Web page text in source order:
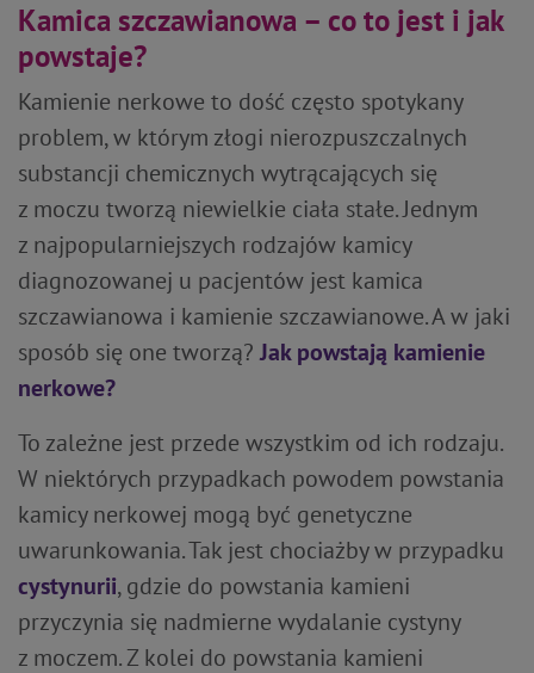
Kamica szczawianowa – co to jest i jak
powstaje?
Kamienie nerkowe to dość często spotykany
problem, w którym złogi nierozpuszczalnych
substancji chemicznych wytrącających się
z moczu tworzą niewielkie ciała stałe. Jednym
z najpopularniejszych rodzajów kamicy
diagnozowanej u pacjentów jest kamica
szczawianowa i kamienie szczawianowe. A w jaki
sposób się one tworzą?Jak powstają kamienie
nerkowe?
To zależne jest przede wszystkim od ich rodzaju.
W niektórych przypadkach powodem powstania
kamicy nerkowej mogą być genetyczne
uwarunkowania. Tak jest chociażby w przypadku
cystynurii, gdzie do powstania kamieni
przyczynia się nadmierne wydalanie cystyny
z moczem. Z kolei do powstania kamieni